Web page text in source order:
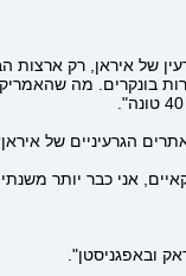
של איראן, רק
הגרעיניים של
אני כבר יותר
ובאפגניסטן".